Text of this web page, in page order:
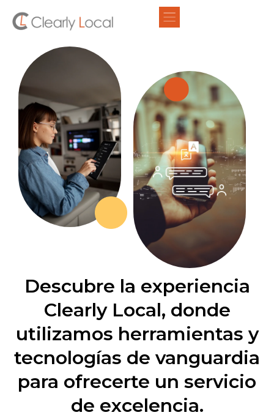
Descubre la experiencia
Clearly Local, donde
utilizamos herramientas y
tecnologías de vanguardia
para ofrecerte un servicio
de excelencia.